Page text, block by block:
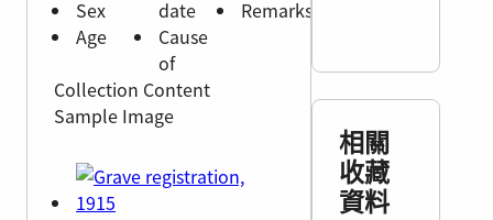
Sex
Age
date
Cause
of
Remarks
Collection Content
Sample Image
相關
收藏
資料